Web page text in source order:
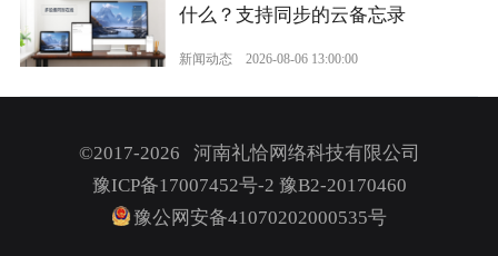
什么？支持同步的云备忘录
新闻动态 2026-08-06 13:00:00
©2017-2026 河南礼恰网络科技有限公司
豫ICP备17007452号-2 豫B2-20170460
豫公网安备41070202000535号